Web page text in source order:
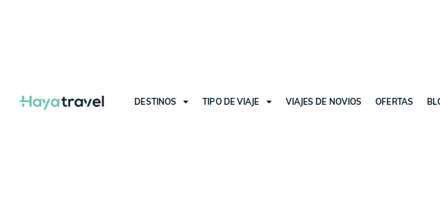
DESTINOS TIPO DE VIAJE VIAJES DE NOVIOS OFERTAS